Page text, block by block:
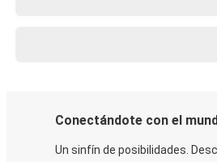
Conectándote con el
Un sinfín de posibilidades.